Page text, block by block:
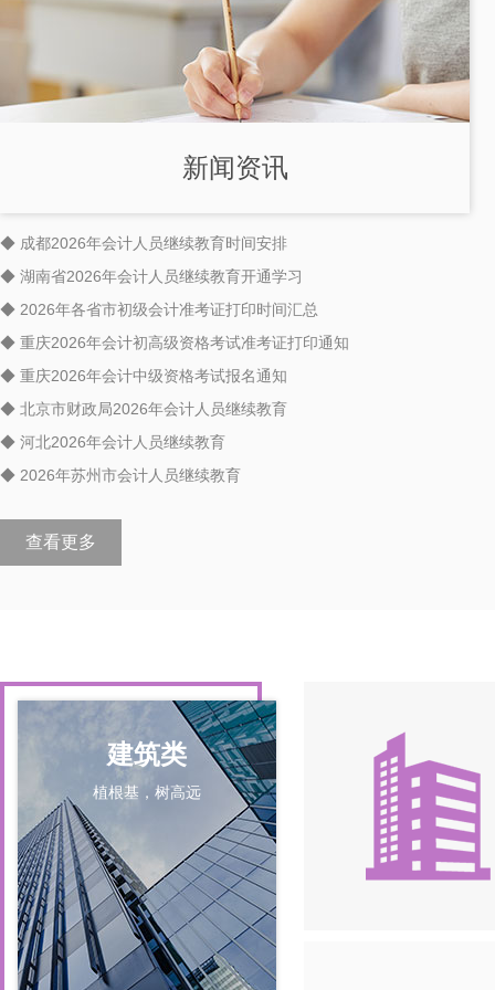
新闻资讯
◆ 成都2026年会计人员继续教育时间安排
◆ 湖南省2026年会计人员继续教育开通学习
◆ 2026年各省市初级会计准考证打印时间汇总
◆ 重庆2026年会计初高级资格考试准考证打印通知
◆ 重庆2026年会计中级资格考试报名通知
◆ 北京市财政局2026年会计人员继续教育
◆ 河北2026年会计人员继续教育
◆ 2026年苏州市会计人员继续教育
查看更多
建筑类
植根基，树高远